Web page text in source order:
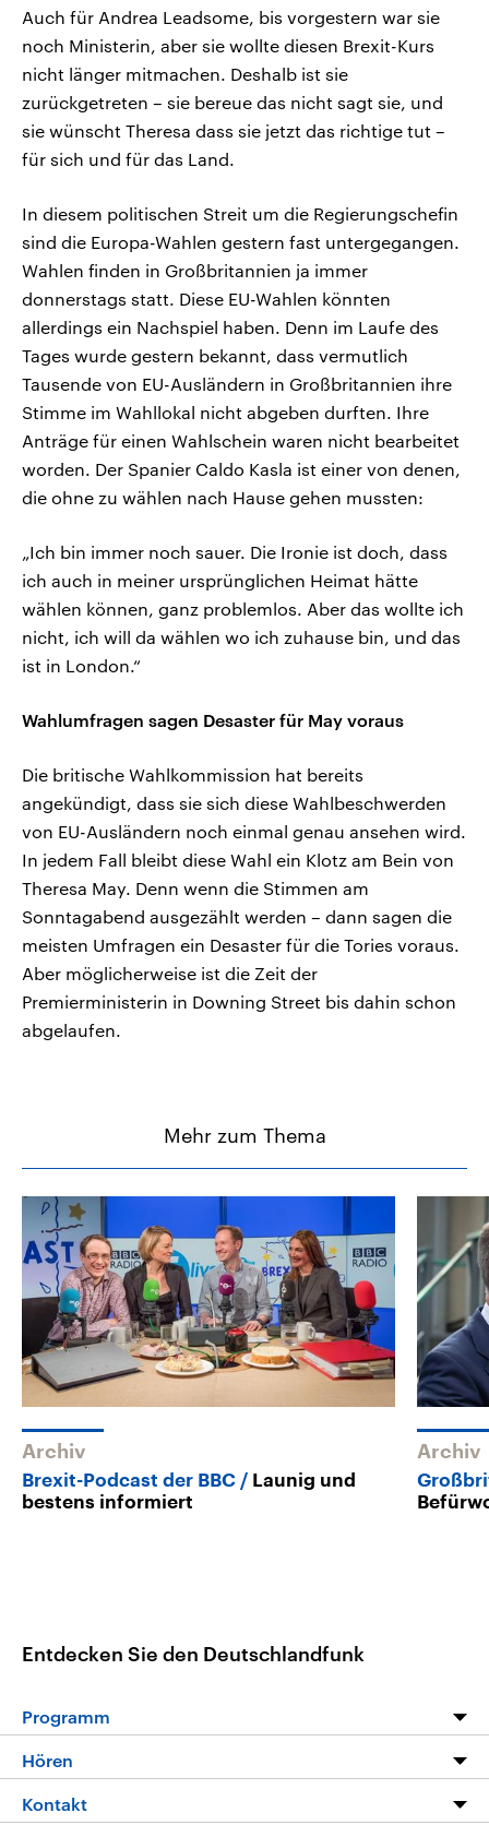
Auch für Andrea Leadsome, bis vorgestern war sie
noch Ministerin, aber sie wollte diesen Brexit-Kurs
nicht länger mitmachen. Deshalb ist sie
zurückgetreten – sie bereue das nicht sagt sie, und
sie wünscht Theresa dass sie jetzt das richtige tut –
für sich und für das Land.
In diesem politischen Streit um die Regierungschefin
sind die Europa-Wahlen gestern fast untergegangen.
Wahlen finden in Großbritannien ja immer
donnerstags statt. Diese EU-Wahlen könnten
allerdings ein Nachspiel haben. Denn im Laufe des
Tages wurde gestern bekannt, dass vermutlich
Tausende von EU-Ausländern in Großbritannien ihre
Stimme im Wahllokal nicht abgeben durften. Ihre
Anträge für einen Wahlschein waren nicht bearbeitet
worden. Der Spanier Caldo Kasla ist einer von denen,
die ohne zu wählen nach Hause gehen mussten:
„Ich bin immer noch sauer. Die Ironie ist doch, dass
ich auch in meiner ursprünglichen Heimat hätte
wählen können, ganz problemlos. Aber das wollte ich
nicht, ich will da wählen wo ich zuhause bin, und das
ist in London.“
Wahlumfragen sagen Desaster für May voraus
Die britische Wahlkommission hat bereits
angekündigt, dass sie sich diese Wahlbeschwerden
von EU-Ausländern noch einmal genau ansehen wird.
In jedem Fall bleibt diese Wahl ein Klotz am Bein von
Theresa May. Denn wenn die Stimmen am
Sonntagabend ausgezählt werden – dann sagen die
meisten Umfragen ein Desaster für die Tories voraus.
Aber möglicherweise ist die Zeit der
Premierministerin in Downing Street bis dahin schon
abgelaufen.
Mehr zum Thema
Archiv
Brexit-Podcast der BBC
Launig und
bestens informiert
Archiv
Entdecken Sie den Deutschlandfunk
Programm
Programm
Die Nachrichten
Hören
Livestream
Kontakt